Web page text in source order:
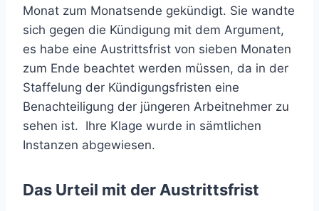
Monat zum Monatsende gekündigt. Sie wandte
sich gegen die Kündigung mit dem Argument,
es habe eine Austrittsfrist von sieben Monaten
zum Ende beachtet werden müssen, da in der
Staffelung der Kündigungsfristen eine
Benachteiligung der jüngeren Arbeitnehmer zu
sehen ist. Ihre Klage wurde in sämtlichen
Instanzen abgewiesen.
Das Urteil mit der Austrittsfrist